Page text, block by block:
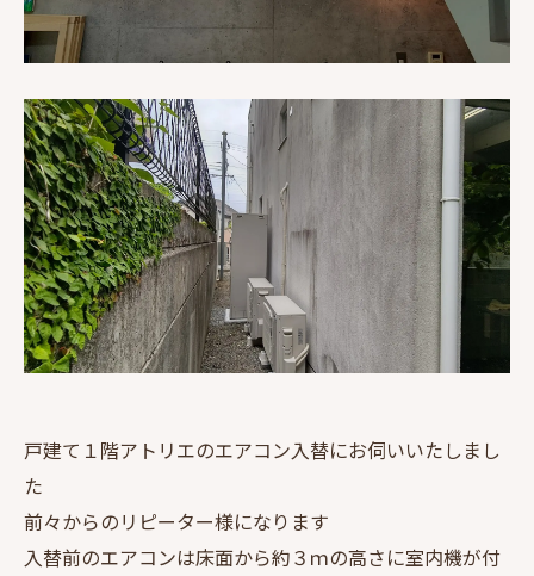
戸建て１階アトリエのエアコン入替にお伺いいたしまし
た
前々からのリピーター様になります
入替前のエアコンは床面から約３ｍの高さに室内機が付